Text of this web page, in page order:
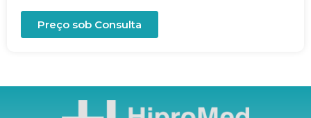
Preço sob Consulta